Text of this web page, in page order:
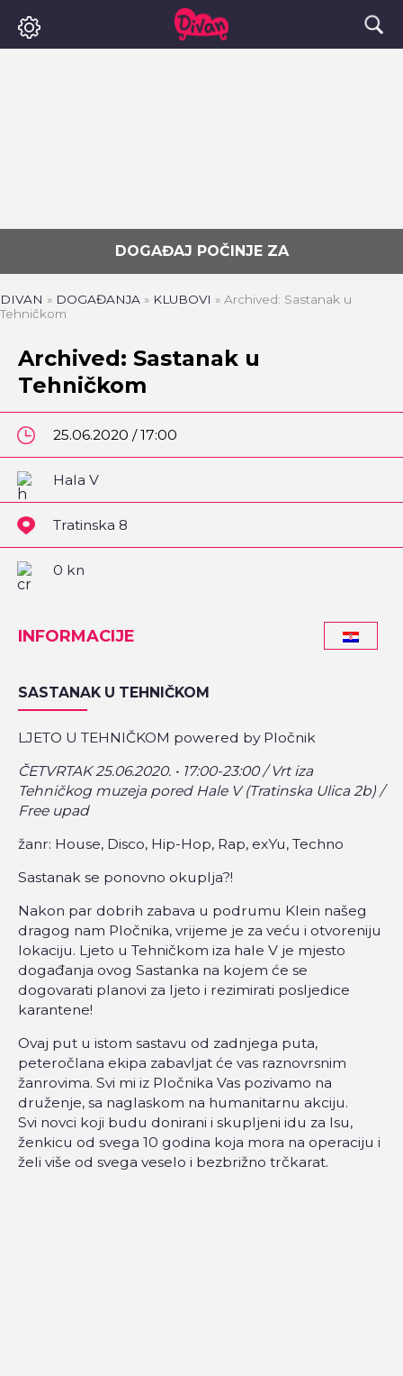
DOGAĐAJ POČINJE ZA
DIVAN » DOGAĐANJA » KLUBOVI » Archived: Sastanak u
Tehničkom
Archived: Sastanak u
Tehničkom
25.06.2020 / 17:00
Hala V
Tratinska 8
0 kn
INFORMACIJE
SASTANAK U TEHNIČKOM
LJETO U TEHNIČKOM powered by Pločnik
ČETVRTAK 25.06.2020. • 17:00-23:00 / Vrt iza
Tehničkog muzeja pored Hale V (Tratinska Ulica 2b) /
Free upad
žanr: House, Disco, Hip-Hop, Rap, exYu, Techno
Sastanak se ponovno okuplja?!
Nakon par dobrih zabava u podrumu Klein našeg
dragog nam Pločnika, vrijeme je za veću i otvoreniju
lokaciju. Ljeto u Tehničkom iza hale V je mjesto
događanja ovog Sastanka na kojem će se
dogovarati planovi za ljeto i rezimirati posljedice
karantene!
Ovaj put u istom sastavu od zadnjega puta,
peteročlana ekipa zabavljat će vas raznovrsnim
žanrovima. Svi mi iz Pločnika Vas pozivamo na
druženje, sa naglaskom na humanitarnu akciju.
Svi novci koji budu donirani i skupljeni idu za Isu,
ženkicu od svega 10 godina koja mora na operaciju i
želi više od svega veselo i bezbrižno trčkarat.